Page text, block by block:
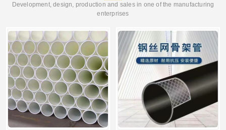
Development, design, production and sales in one of the manufacturing
enterprises